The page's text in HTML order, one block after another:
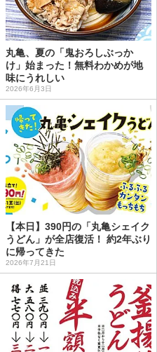
丸亀、夏の「鬼おろしぶっか
け」始まった！無料わかめが地
味にうれしい
2026年6月3日
【本日】390円の「丸亀シェイク
うどん」が全店復活！ 約2年ぶり
に帰ってきた
2026年7月21日